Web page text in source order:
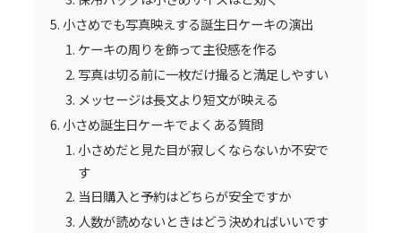
小さめでも写真映えする誕生日ケーキの演出
ケーキの周りを飾って主役感を作る
写真は切る前に一枚だけ撮ると満足しやすい
メッセージは長文より短文が映える
小さめ誕生日ケーキでよくある質問
小さめだと見た目が寂しくならないか不安で
す
当日購入と予約はどちらが安全ですか
人数が読めないときはどう決めればいいです